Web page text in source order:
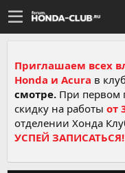
Приглашаем всех
Honda и Acura в
смотре. При первом
скидку на работы от
отделении Хонда
УСПЕЙ